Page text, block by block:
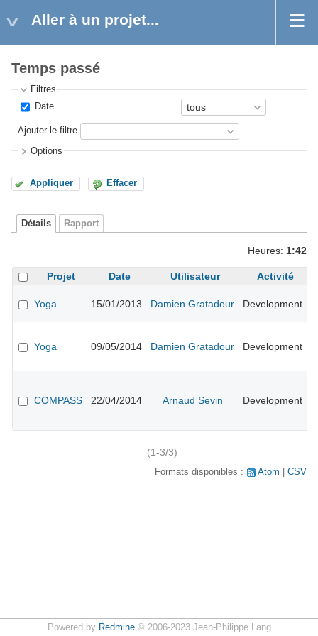
Aller à un projet...
Temps passé
Filtres
Date
Ajouter le filtre
Options
Appliquer Effacer
Détails Rapport
Heures: 1:42
Projet Date Utilisateur Activité
Yoga 15/01/2013 Damien Gratadour Development
Yoga 09/05/2014 Damien Gratadour Development
COMPASS 22/04/2014 Arnaud Sevin Development
(1-3/3)
Formats disponibles : Atom CSV
Powered by Redmine© 2006-2023 Jean-Philippe Lang